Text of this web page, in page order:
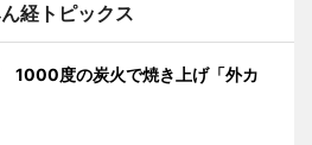
経トピックス
1000度の炭火で焼き上げ「外カ